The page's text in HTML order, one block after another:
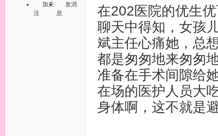
加关
注
发消
息
在202医院的优生
聊天中得知，女孩
斌主任心痛她，总
都是匆匆地来匆匆
准备在手术间隙给
在场的医护人员大
身体啊，这不就是